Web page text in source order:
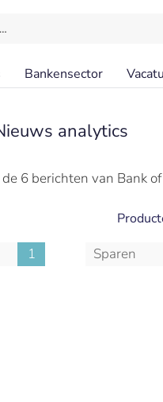
Bankensector
analytics
6 berichten van Bank
1 Sparen